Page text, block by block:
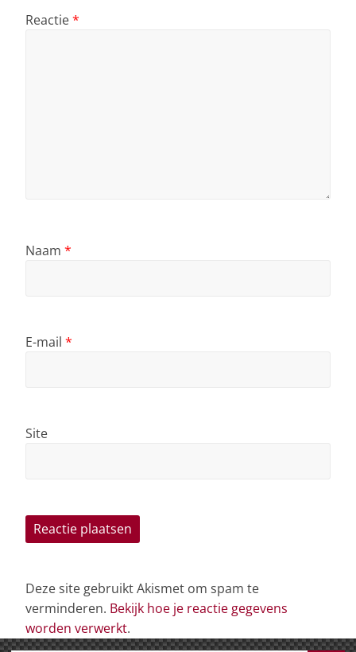
Reactie*
Naam *
E-mail *
Site
Deze site gebruikt Akismet om spam te
verminderen. Bekijk hoe je reactie gegevens
worden verwerkt.